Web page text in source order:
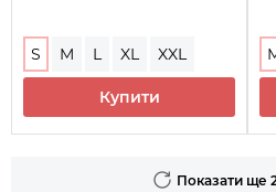
S M L XL XXL
Купити
Показати ще